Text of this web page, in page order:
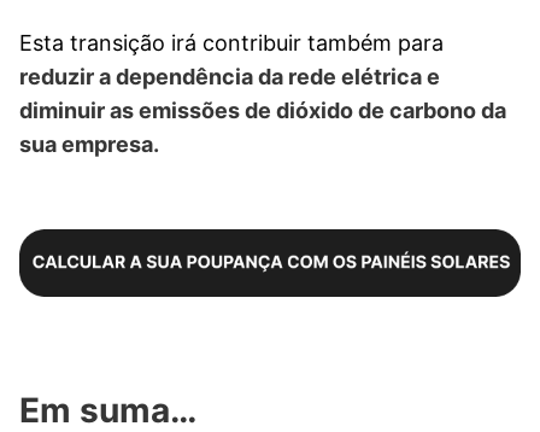
Esta transição irá contribuir também para
reduzir a dependência da rede elétrica e
diminuir as emissões de dióxido de carbono da
sua empresa.
Em suma…